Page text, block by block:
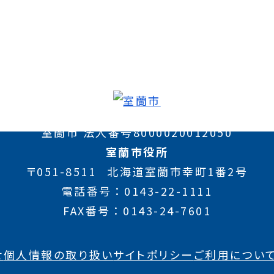
室蘭市 法人番号8000020012050
室蘭市役所
〒051-8511
北海道室蘭市幸町1番2号
電話番号
0143-22-1111
FAX番号
0143-24-7601
個人情報の取り扱いサイトポリシーご利用について